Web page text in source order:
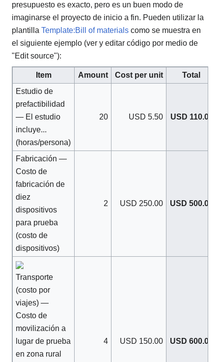
presupuesto es exacto, pero es un buen modo de
imaginarse el proyecto de inicio a fin. Pueden utilizar la
plantilla Template:Bill of materials como se muestra en
el siguiente ejemplo (ver y editar código por medio de
"Edit source"):
Item Amount Cost per unit
Total
Estudio de
prefactibilidad
— El estudio
incluye...
(horas/persona)
20 USD 5.50 USD 110.00
Fabricación —
Costo de
fabricación de
diez
dispositivos
para prueba
(costo de
dispositivos)
2 USD 250.00 USD 500.00
Transporte
(costo por
viajes) —
Costo de
movilización a
lugar de prueba
en zona rural
4 USD 150.00 USD 600.00